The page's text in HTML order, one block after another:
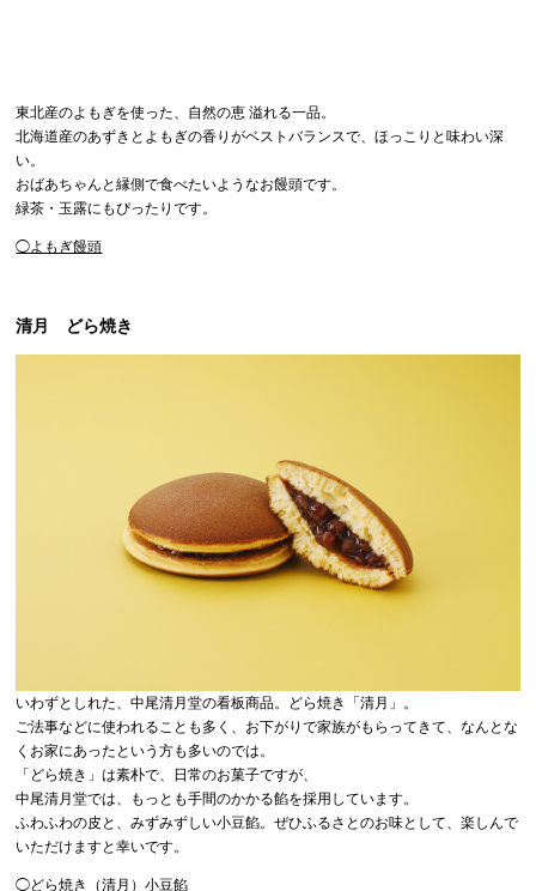
東北産のよもぎを使った、自然の恵 溢れる一品。
北海道産のあずきとよもぎの香りがベストバランスで、ほっこりと味わい深
い。
おばあちゃんと縁側で食べたいようなお饅頭です。
緑茶・玉露にもぴったりです。
◯よもぎ饅頭
清月 どら焼き
いわずとしれた、中尾清月堂の看板商品。どら焼き「清月」。
ご法事などに使われることも多く、お下がりで家族がもらってきて、なんとな
くお家にあったという方も多いのでは。
「どら焼き」は素朴で、日常のお菓子ですが、
中尾清月堂では、もっとも手間のかかる餡を採用しています。
ふわふわの皮と、みずみずしい小豆餡。ぜひふるさとのお味として、楽しんで
いただけますと幸いです。
◯どら焼き（清月）小豆餡